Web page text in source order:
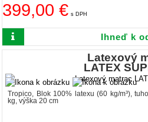
399,00 € s DPH
Ihneď k
Latexový
LATEX
Tropico, Blok 100% latexu (60 kg/m³),
kg, výška 20 cm